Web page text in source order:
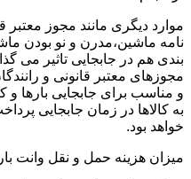
موارد دیگری مانند مجوز
نامه ماشین،مدرن و نو بودن
بندی هم در جابجایی تاثیر می
مجوزهای معتبر قانونی و
و مناسب برای جابجایی بارها
به کالاها در زمان جابجایی
خواهد بود.
میزان هزینه حمل و نقل وانت